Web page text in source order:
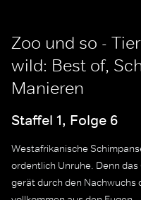
Zoo und so -
wild: Best of,
Manieren
Staffel 1, Folge 6
Westafrikanische
ordentlich Unruhe. Denn
gerät durch den Nachwuchs